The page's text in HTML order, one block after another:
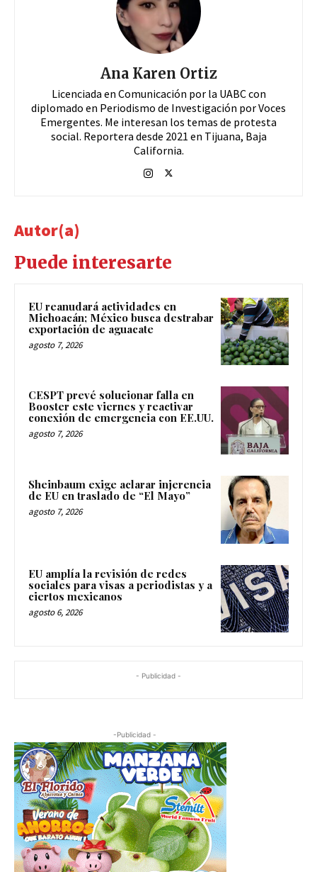
Ana Karen Ortiz
Licenciada en Comunicación por la UABC con
diplomado en Periodismo de Investigación por Voces
Emergentes. Me interesan los temas de protesta
social. Reportera desde 2021 en Tijuana, Baja
California.
Autor(a)
Puede interesarte
EU reanudará actividades en
Michoacán; México busca destrabar
exportación de aguacate
agosto 7, 2026
CESPT prevé solucionar falla en
Booster este viernes y reactivar
conexión de emergencia con EE.UU.
agosto 7, 2026
Sheinbaum exige aclarar injerencia
de EU en traslado de “El Mayo”
agosto 7, 2026
EU amplía la revisión de redes
sociales para visas a periodistas y a
ciertos mexicanos
agosto 6, 2026
- Publicidad -
-Publicidad -